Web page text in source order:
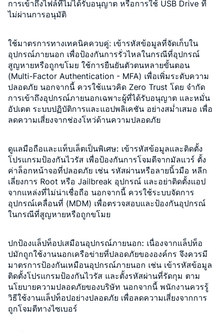
การเข้าถึงไฟล์ที่ไม่ได้รับอนุญาต หรือการใช้ USB Drive ที่
ไม่ผ่านการอนุมัติ
ใช้มาตรการทางเทคนิคควบคู่: เข้ารหัสข้อมูลที่จัดเก็บใน
อุปกรณ์ภายนอก เพื่อป้องกันการรั่วไหลในกรณีที่อุปกรณ์
สูญหายหรือถูกขโมย ใช้การยืนยันตัวตนหลายขั้นตอน
(Multi-Factor Authentication - MFA) เพื่อเพิ่มระดับความ
ปลอดภัย นอกจากนี้ ควรใช้แนวคิด Zero Trust โดย จำกัด
การเข้าถึงอุปกรณ์ภายนอกเฉพาะผู้ที่ได้รับอนุญาต และหมั่น
อัปเดต ระบบปฏิบัติการและแอปพลิเคชัน อย่างสม่ำเสมอ เพื่อ
ลดความเสี่ยงจากช่องโหว่ด้านความปลอดภัย
ดูแลมือถือและแท็บเล็ตเป็นพิเศษ: เข้ารหัสข้อมูลและติดตั้ง
โปรแกรมป้องกันไวรัส เพื่อป้องกันการโจมตีจากมัลแวร์ ตั้ง
ค่าล็อกหน้าจอที่ปลอดภัย เช่น รหัสผ่านหรือลายนิ้วมือ หลีก
เลี่ยงการ Root หรือ Jailbreak อุปกรณ์ และอย่าติดตั้งแอป
จากแหล่งที่ไม่น่าเชื่อถือ นอกจากนี้ ควรใช้ระบบจัดการ
อุปกรณ์เคลื่อนที่ (MDM) เพื่อตรวจสอบและป้องกันอุปกรณ์
ในกรณีที่สูญหายหรือถูกขโมย
ปกป้องแล็ปท็อปเสมือนอุปกรณ์ภายนอก: เนื่องจากแล็ปท็อ
ปมักถูกใช้งานนอกเครือข่ายที่ปลอดภัยขององค์กร จึงควรมี
มาตรการป้องกันเหมือนอุปกรณ์ภายนอก เช่น เข้ารหัสข้อมูล
ติดตั้งโปรแกรมป้องกันไวรัส และตั้งรหัสผ่านที่รัดกุม ตาม
นโยบายความปลอดภัยของบริษัท นอกจากนี้ พนักงานควรรู้
วิธีใช้งานแล็ปท็อปอย่างปลอดภัย เพื่อลดความเสี่ยงจากการ
ถูกโจมตีทางไซเบอร์